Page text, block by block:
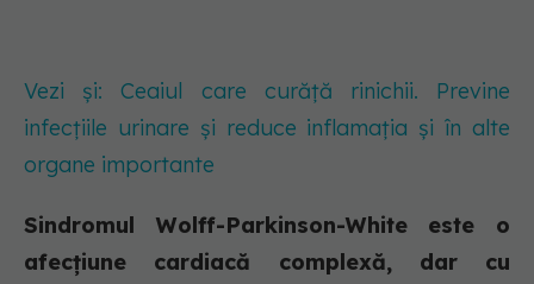
Vezi și: Ceaiul care curăță rinichii. Previne
infecțiile urinare și reduce inflamația și în alte
organe importante
Sindromul Wolff-Parkinson-White este o
afecțiune cardiacă complexă, dar cu